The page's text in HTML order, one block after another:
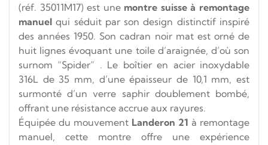
(réf. 35011M17) est une montre suisse à remontage
manuel qui séduit par son design distinctif inspiré
des années 1950. Son cadran noir mat est orné de
huit lignes évoquant une toile d’araignée, d’où son
surnom “Spider” . Le boîtier en acier inoxydable
316L de 35 mm, d’une épaisseur de 10,1 mm, est
surmonté d’un verre saphir doublement bombé,
offrant une résistance accrue aux rayures.
Équipée du mouvement Landeron 21 à remontage
manuel, cette montre offre une expérience